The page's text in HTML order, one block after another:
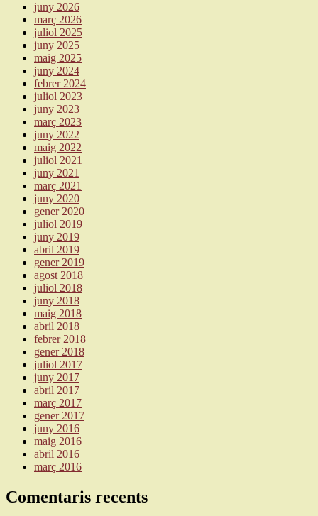
juny 2026
març 2026
juliol 2025
juny 2025
maig 2025
juny 2024
febrer 2024
juliol 2023
juny 2023
març 2023
juny 2022
maig 2022
juliol 2021
juny 2021
març 2021
juny 2020
gener 2020
juliol 2019
juny 2019
abril 2019
gener 2019
agost 2018
juliol 2018
juny 2018
maig 2018
abril 2018
febrer 2018
gener 2018
juliol 2017
juny 2017
abril 2017
març 2017
gener 2017
juny 2016
maig 2016
abril 2016
març 2016
Comentaris recents